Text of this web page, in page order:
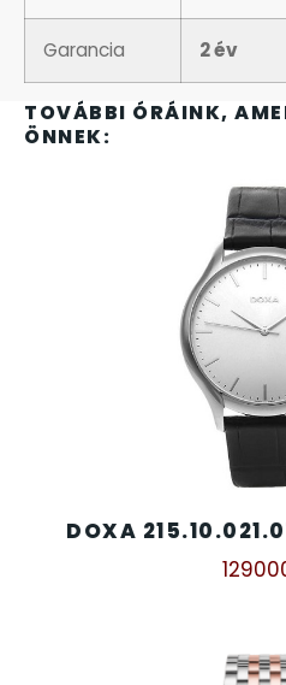
TOVÁBBI ÓRÁINK,
ÖNNEK:
DOXA
Garancia 2 év